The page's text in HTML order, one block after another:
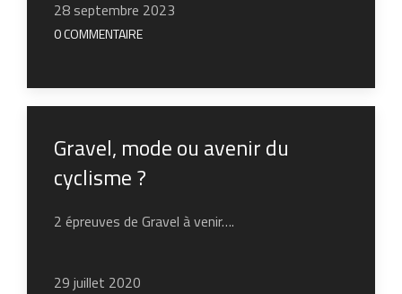
28 septembre 2023
0 COMMENTAIRE
Gravel, mode ou avenir du
cyclisme ?
2 épreuves de Gravel à venir….
29 juillet 2020